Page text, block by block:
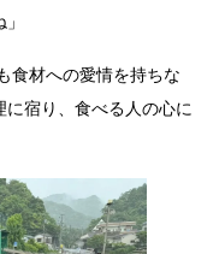
食材への愛情を持ちな
宿り、食べる人の心に